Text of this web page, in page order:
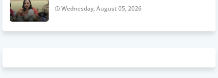
Wednesday, August 05, 2026